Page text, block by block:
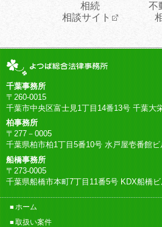
相続
相談サイト
不
千葉事務所
〒260-0015
千葉市中央区富士見1丁目14番13号 千葉大
柏事務所
〒277－0005
千葉県柏市柏1丁目5番10号 水戸屋壱番館ビ
船橋事務所
〒273-0005
千葉県船橋市本町7丁目11番5号 KDX船橋
ホーム
取扱い案件